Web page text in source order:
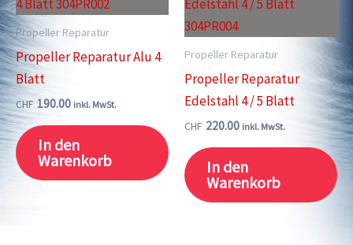
Propeller Reparatur
Propeller Reparatur Alu 4
Blatt
CHF 190.00 inkl. MwSt.
In den
Warenkorb
Propeller Reparatur
Propeller Reparatur
Edelstahl 4 / 5 Blatt
CHF 220.00 inkl. MwSt.
In den
Warenkorb